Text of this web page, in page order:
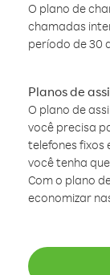
O plano de
chamadas
período de 30
Planos de
O plano de
você precisa
telefones fixos
você tenha
Com o plano
economizar